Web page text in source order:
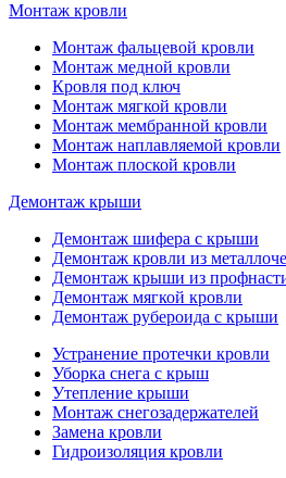
Монтаж кровли
Монтаж фальцевой кровли
Монтаж медной кровли
Кровля под ключ
Монтаж мягкой кровли
Монтаж мембранной кровли
Монтаж наплавляемой кровли
Монтаж плоской кровли
Демонтаж крыши
Демонтаж шифера с крыши
Демонтаж кровли из
Демонтаж крыши из
Демонтаж мягкой кровли
Демонтаж рубероида с крыши
Устранение протечки кровли
Уборка снега с крыш
Утепление крыши
Монтаж снегозадержателей
Замена кровли
Гидроизоляция кровли